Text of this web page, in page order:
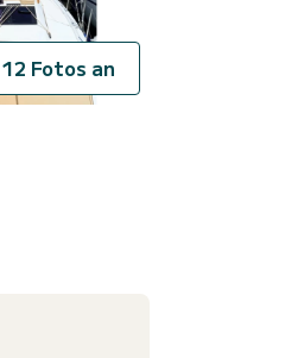
Sehen Sie sich die 12 Fotos an